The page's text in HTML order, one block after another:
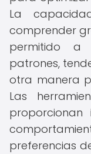
La
comprender
permitido a
patrones,
otra manera
Las
proporcionan
preferencias